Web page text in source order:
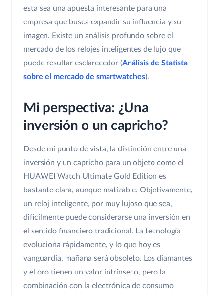
esta sea una apuesta interesante para una
empresa que busca expandir su influencia y su
imagen. Existe un análisis profundo sobre el
mercado de los relojes inteligentes de lujo que
puede resultar esclarecedor (Análisis de Statista
sobre el mercado de smartwatches).
Mi perspectiva: ¿Una
inversión o un capricho?
Desde mi punto de vista, la distinción entre una
inversión y un capricho para un objeto como el
HUAWEI Watch Ultimate Gold Edition es
bastante clara, aunque matizable. Objetivamente,
un reloj inteligente, por muy lujoso que sea,
difícilmente puede considerarse una inversión en
el sentido financiero tradicional. La tecnología
evoluciona rápidamente, y lo que hoy es
vanguardia, mañana será obsoleto. Los diamantes
y el oro tienen un valor intrínseco, pero la
combinación con la electrónica de consumo